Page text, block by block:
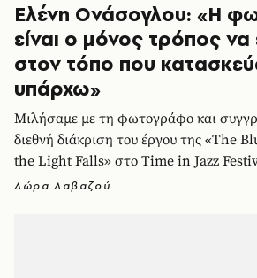
Ελένη Ονάσογλου: «Η
είναι ο μόνος τρόπος
στον τόπο που
υπάρχω»
Μιλήσαμε με τη φωτογράφο και
διεθνή διάκριση του έργου της «The
the Light Falls» στο Time in Jazz
Δώρα Λαβαζού